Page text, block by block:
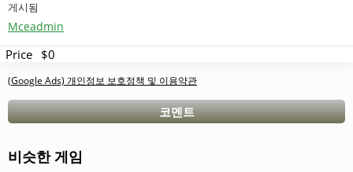
게시됨
Mceadmin
Price $0
(Google Ads) 개인정보 보호정책 및 이용약관
코멘트
비슷한 게임